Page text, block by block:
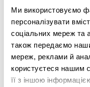
Ми використовуємо
персоналізувати
соціальних мереж та
також передаємо
мереж, реклами й
користуєтеся нашим
її з іншою
впевненістю — з
кібербезпекою та
діяльності.
Співпрацюйте з
стійкими,